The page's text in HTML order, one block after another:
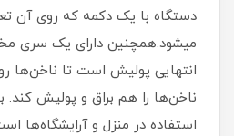
دستگاه با یک دکمه که روی آن
میشود.همچنین دارای یک سری
انتهایی پولیش است تا ناخن‌ها
ناخن‌ها را هم براق و پولیش کند.
استفاده در منزل و آرایشگاه‌ها